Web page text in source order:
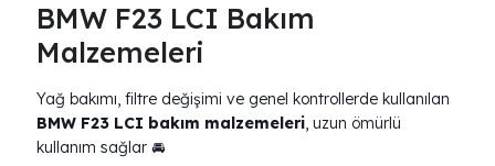
BMW F23 LCI Bakım
Malzemeleri
Yağ bakımı, filtre değişimi ve genel kontrollerde kullanılan
BMW F23 LCI bakım malzemeleri, uzun ömürlü
kullanım sağlar 🚘